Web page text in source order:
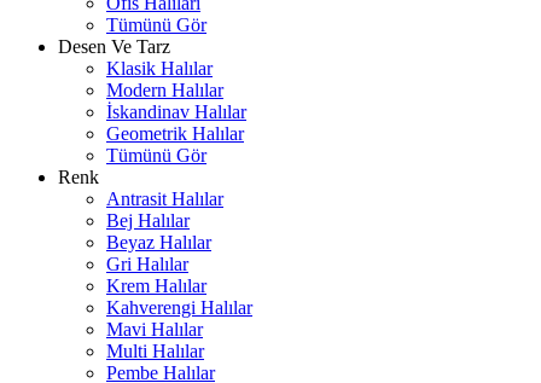
Tümünü Gör
Desen Ve Tarz
Klasik Halılar
Modern Halılar
İskandinav Halılar
Geometrik Halılar
Tümünü Gör
Renk
Antrasit Halılar
Bej Halılar
Beyaz Halılar
Gri Halılar
Krem Halılar
Kahverengi Halılar
Mavi Halılar
Multi Halılar
Pembe Halılar